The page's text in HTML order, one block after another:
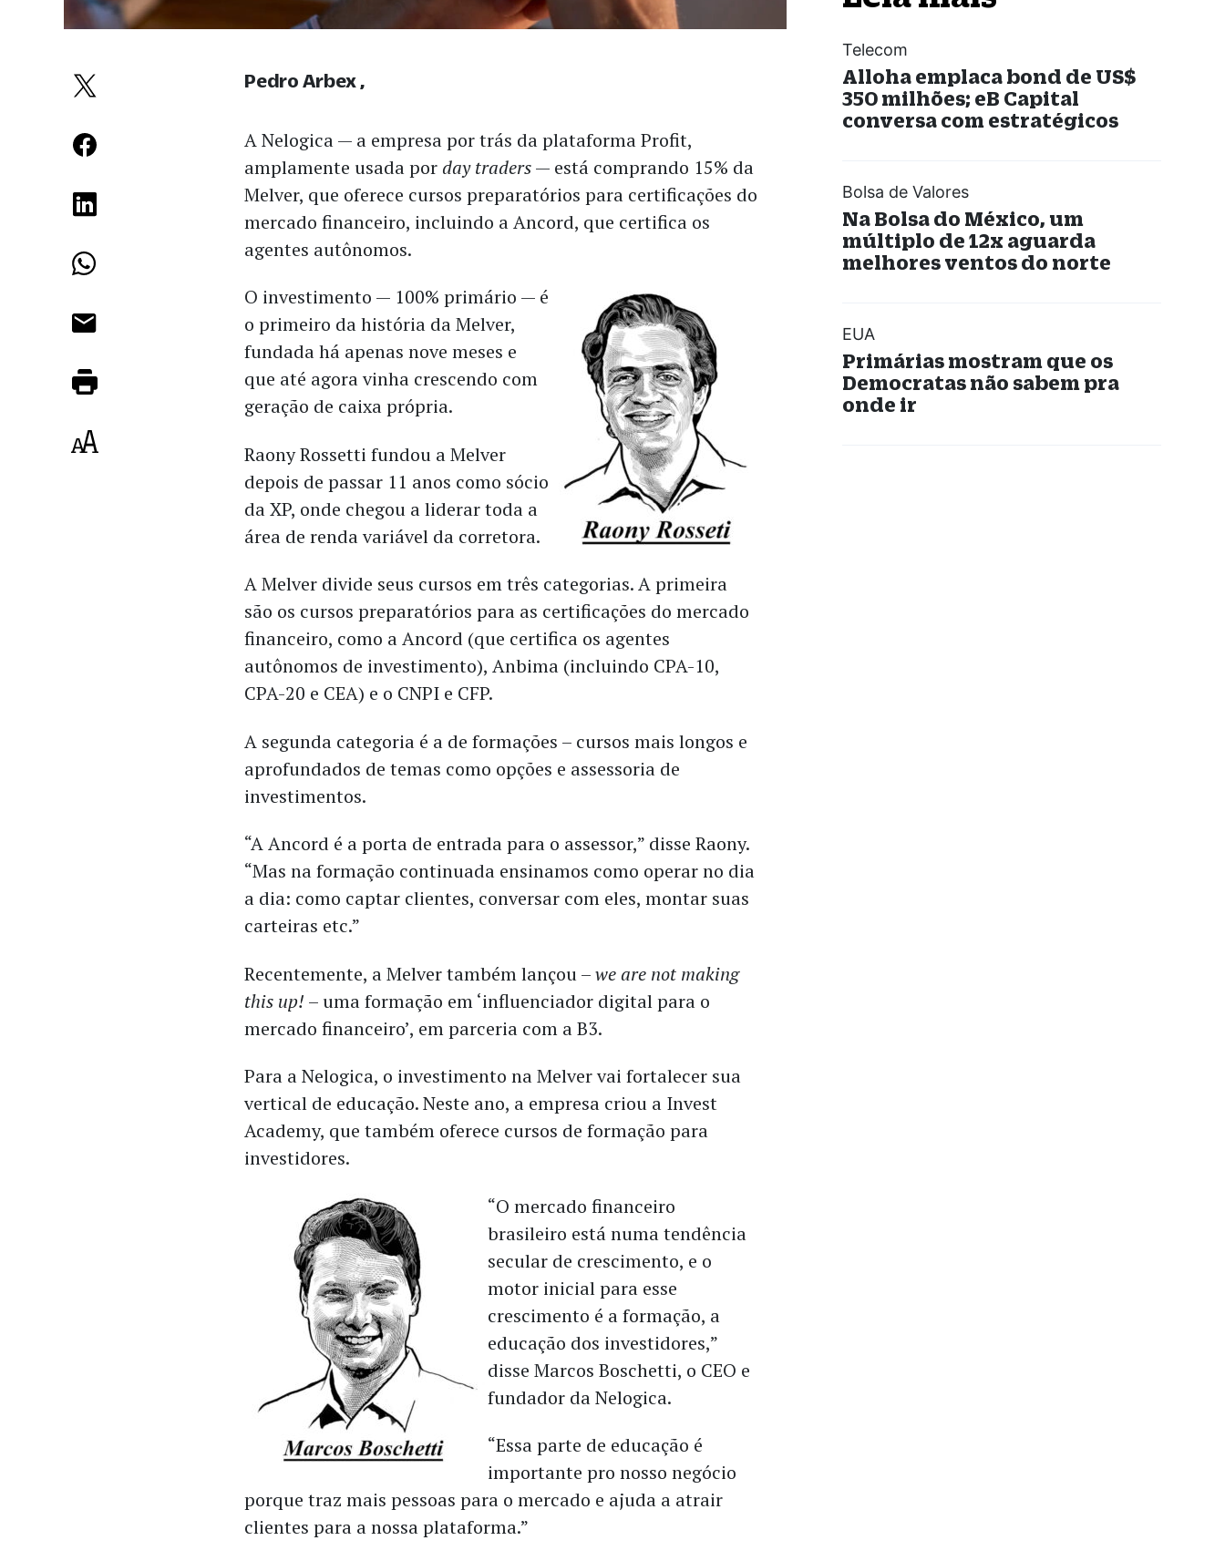
A Nelogica — a empresa por trás da plataforma Profit,
amplamente usada por day traders— está comprando 15% da
Melver, que oferece cursos preparatórios para certificações do
mercado financeiro, incluindo a Ancord, que certifica os
agentes autônomos.
O investimento — 100% primário — é
o primeiro da história da Melver,
fundada há apenas nove meses e
que até agora vinha crescendo com
geração de caixa própria.
RaonyRossetti fundou a Melver
depois de passar 11 anos como sócio
da XP, onde chegou a liderar toda a
área de renda variável da corretora.
A Melver divide seus cursos em três categorias. A primeira
são os cursos preparatórios para as certificações do mercado
financeiro, como a Ancord (que certifica os agentes
autônomos de investimento), Anbima (incluindo CPA-10,
CPA-20 e CEA) e o CNPI e CFP.
A segunda categoria é a de formações – cursos mais longos e
aprofundados de temas como opções e assessoria de
investimentos.
“A Ancord é a porta de entrada para o assessor,” disse Raony.
“Mas na formação continuada ensinamos como operar no dia
a dia: como captar clientes, conversar com eles, montar suas
carteiras etc.”
Recentemente, a Melver também lançou –we are not making
this up! – uma formação em ‘influenciador digital para o
mercado financeiro’, em parceria com a B3.
Para a Nelogica, o investimento na Melver vai fortalecer sua
vertical de educação. Neste ano, a empresa criou a Invest
Academy, que também oferece cursos de formação para
investidores.
“O mercado financeiro
brasileiro está numa tendência
secular de crescimento, e o
motor inicial para esse
crescimento é a formação, a
educação dos investidores,”
disse Marcos Boschetti, o CEO e
fundador da Nelogica.
“Essa parte de educação é
importante pro nosso negócio
porque traz mais pessoas para o mercado e ajuda a atrair
clientes para a nossa plataforma.”
Pedro Arbex
Telecom
Alloha emplaca bond de US$
350 milhões; eB Capital
conversa com estratégicos
Bolsa de Valores
Na Bolsa do México, um
múltiplo de 12x aguarda
melhores ventos do norte
EUA
Primárias mostram que os
Democratas não sabem pra
onde ir